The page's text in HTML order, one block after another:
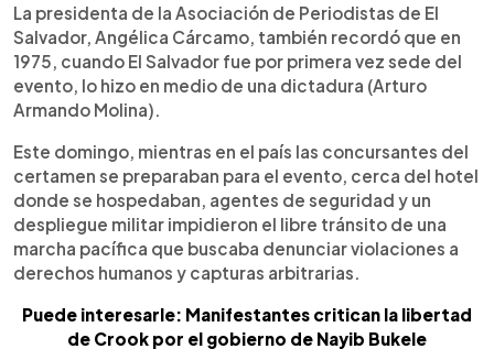
La presidenta de la Asociación de Periodistas de El
Salvador, Angélica Cárcamo, también recordó que en
1975, cuando El Salvador fue por primera vez sede del
evento, lo hizo en medio de una dictadura (Arturo
Armando Molina).
Este domingo, mientras en el país las concursantes del
certamen se preparaban para el evento, cerca del hotel
donde se hospedaban, agentes de seguridad y un
despliegue militar impidieron el libre tránsito de una
marcha pacífica que buscaba denunciar violaciones a
derechos humanos y capturas arbitrarias.
Puede interesarle: Manifestantes critican la libertad
de Crook por el gobierno de Nayib Bukele